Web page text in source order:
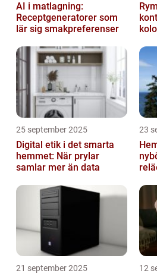
AI i matlagning:
Receptgeneratorer som
lär sig smakpreferenser
25 september 2025
Digital etik i det smarta
hemmet: När prylar
samlar mer än data
23
21 september 2025 12